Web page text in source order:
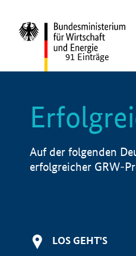
91 Einträge
Auf der folgenden
erfolgreicher GRW-
LOS GEHT'S